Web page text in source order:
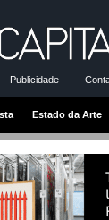
Publicidade
Estado da Arte